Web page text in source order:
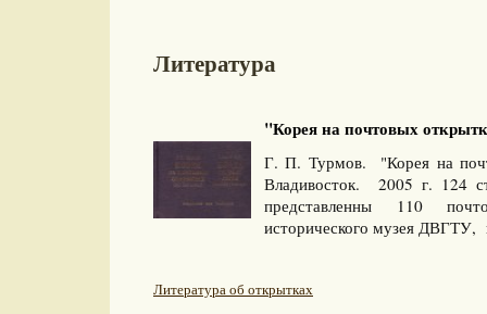
Литература
"Корея на почтовых
Г. П. Турмов. "Корея на
Владивосток. 2005 г. 124
представленны 110
исторического музея
Литература об открытках